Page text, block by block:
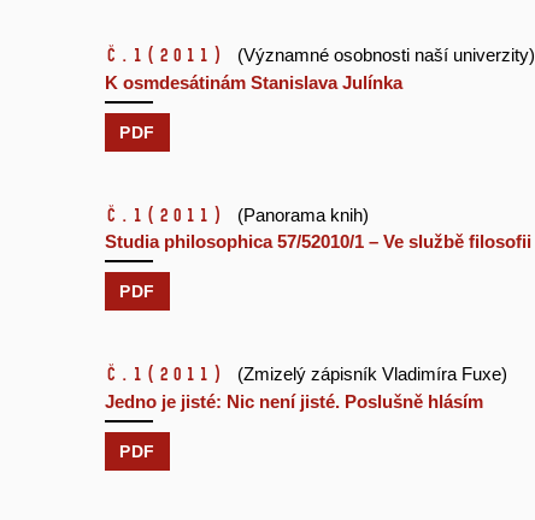
č.1 (2011)
(Významné osobnosti naší univerzity)
K osmdesátinám Stanislava Julínka
PDF
č.1 (2011)
(Panorama knih)
Studia philosophica 57/52010/1 – Ve službě filosofii
PDF
č.1 (2011)
(Zmizelý zápisník Vladimíra Fuxe)
Jedno je jisté: Nic není jisté. Poslušně hlásím
PDF